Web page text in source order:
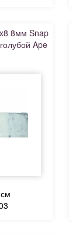
8мм Snap
Ape